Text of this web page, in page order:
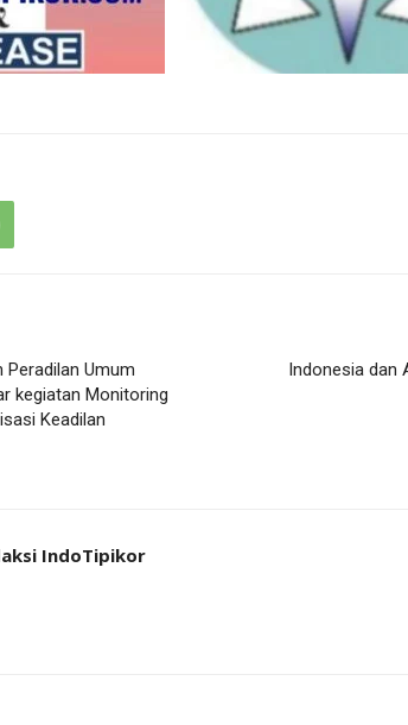
Peradilan Umum
kegiatan Monitoring
Keadilan
Indonesia dan
IndoTipikor